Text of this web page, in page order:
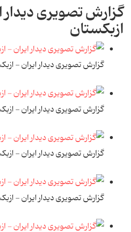
گزارش تصویری دیدار
ازبکستان
گزارش تصویری دیدار ایران -
گزارش تصویری دیدار ایران -
گزارش تصویری دیدار ایران -
گزارش تصویری دیدار ایران -